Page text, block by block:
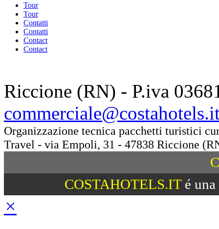
Tour
Tour
Contatti
Contatti
Contact
Contact
Riccione (RN) - P.iva
Organizzazione tecnica pacchetti turistici
Travel - via Empoli, 31 - 47838 Riccione
COSTAHOTELS.ITé una
×